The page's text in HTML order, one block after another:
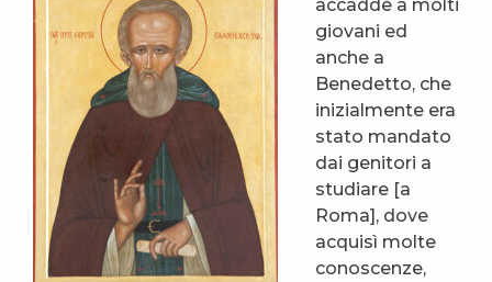
accadde a molti
giovani ed
anche a
Benedetto, che
inizialmente era
stato mandato
dai genitori a
studiare [a
Roma], dove
acquisì molte
conoscenze,